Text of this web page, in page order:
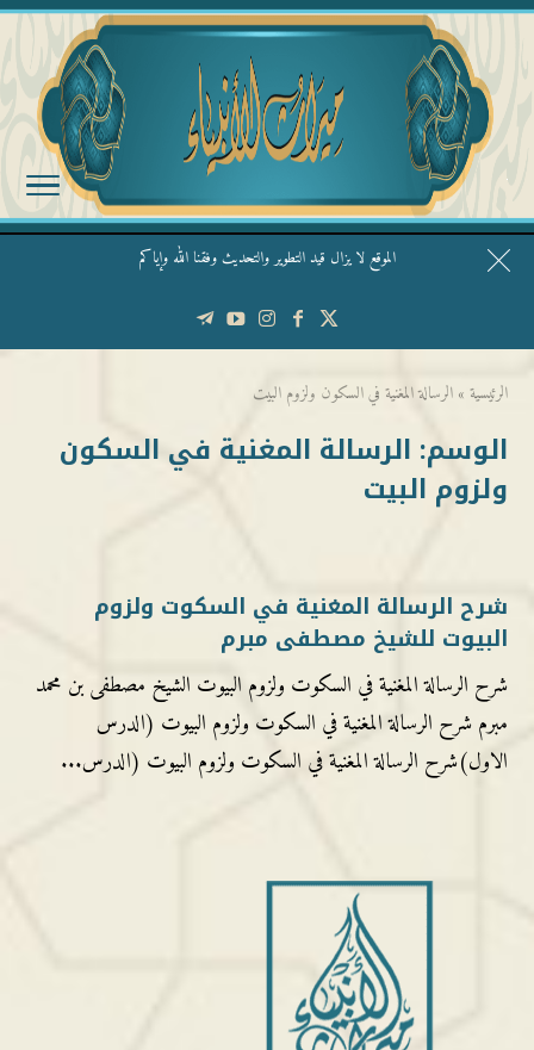
الموقع لا يزال قيد التطوير والتحديث وفقنا الله وإياكم
قال الشيخ ربيع وفقه الله: نحن ليس عندنا تقديس الأشخاص
الرئيسية » الرسالة المغنية في السكون ولزوم البيت
الوسم: الرسالة المغنية في السكون
ولزوم البيت
شرح الرسالة المغنية في السكوت ولزوم
البيوت للشيخ مصطفى مبرم
شرح الرسالة المغنية في السكوت ولزوم البيوت الشيخ مصطفى بن محمد
مبرم شرح الرسالة المغنية في السكوت ولزوم البيوت (الدرس
الاول)شرح الرسالة المغنية في السكوت ولزوم البيوت (الدرس...